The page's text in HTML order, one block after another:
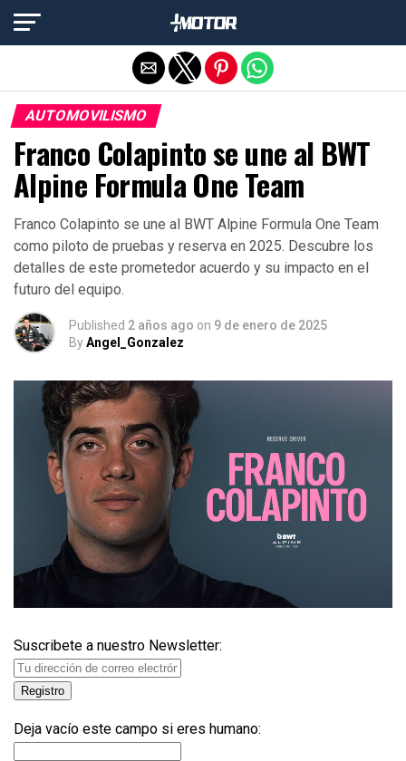
AUTOMOVILISMO
Franco Colapinto se une al BWT
Alpine Formula One Team
Franco Colapinto se une al BWT Alpine Formula One Team
como piloto de pruebas y reserva en 2025. Descubre los
detalles de este prometedor acuerdo y su impacto en el
futuro del equipo.
Published 2 años ago on 9 de enero de 2025
ByAngel_Gonzalez
Suscribete a nuestro Newsletter:
Deja vacío este campo si eres humano:
Salir de la versión móvil